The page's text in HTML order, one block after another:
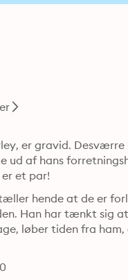
er gravid.
af hans
et par!
hende at de er
Han har tænkt sig
løber tiden fra